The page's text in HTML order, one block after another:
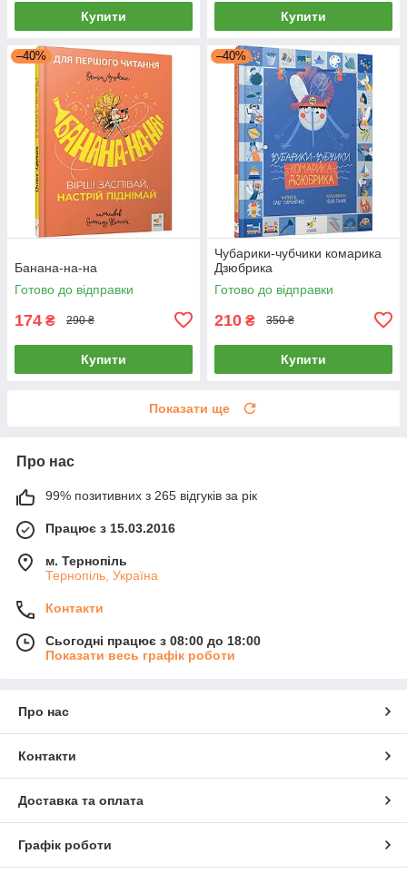
Купити Купити
–40%
Банана-на-на
Готово до відправки
174 ₴ 290 ₴
Купити
–40%
Чубарики-чубчики комарика
Дзюбрика
Готово до відправки
210 ₴ 350 ₴
Купити
Показати ще
Про нас
99% позитивних з 265 відгуків за рік
Працює з 15.03.2016
м. Тернопіль
Тернопіль, Україна
Контакти
Сьогодні працює з 08:00 до 18:00
Показати весь графік роботи
Про нас
Контакти
Доставка та оплата
Графік роботи